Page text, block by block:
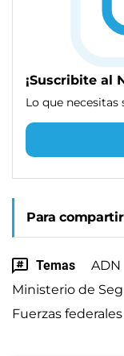
¡Suscribite al
Lo que necesitas
Para
Temas
ADN
Ministerio de
Fuerzas federales